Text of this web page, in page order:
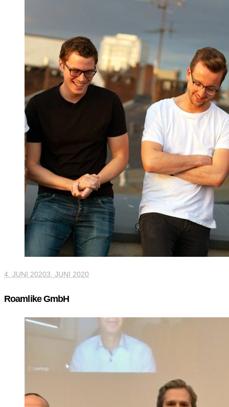
4. JUNI 20203. JUNI 2020
Roamlike GmbH